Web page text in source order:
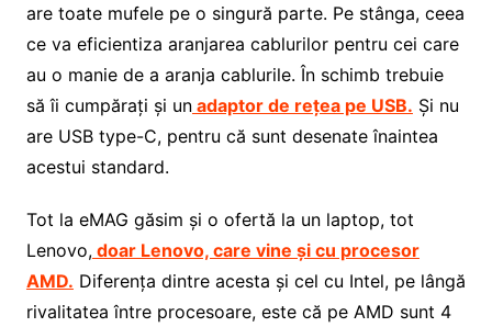
are toate mufele pe o singură parte. Pe stânga, ceea
ce va eficientiza aranjarea cablurilor pentru cei care
au o manie de a aranja cablurile. În schimb trebuie
să îi cumpărați și unadaptor de rețea pe USB. Și nu
are USB type-C, pentru că sunt desenate înaintea
acestui standard.
Tot la eMAG găsim și o ofertă la un laptop, tot
Lenovo,doar Lenovo, care vine și cu procesor
AMD. Diferența dintre acesta și cel cu Intel, pe lângă
rivalitatea între procesoare, este că pe AMD sunt 4